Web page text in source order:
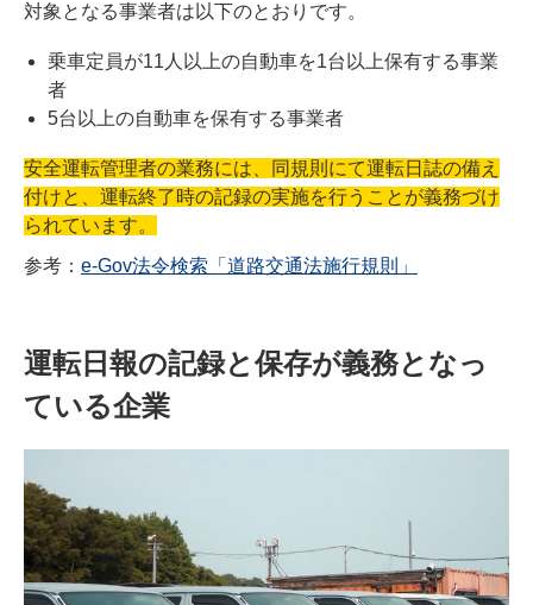
対象となる事業者は以下のとおりです。
乗車定員が11人以上の自動車を1台以上保有する事業
者
5台以上の自動車を保有する事業者
安全運転管理者の業務には、同規則にて運転日誌の備え
付けと、運転終了時の記録の実施を行うことが義務づけ
られています。
参考： e-Gov法令検索「道路交通法施行規則」
運転日報の記録と保存が義務となっ
ている企業